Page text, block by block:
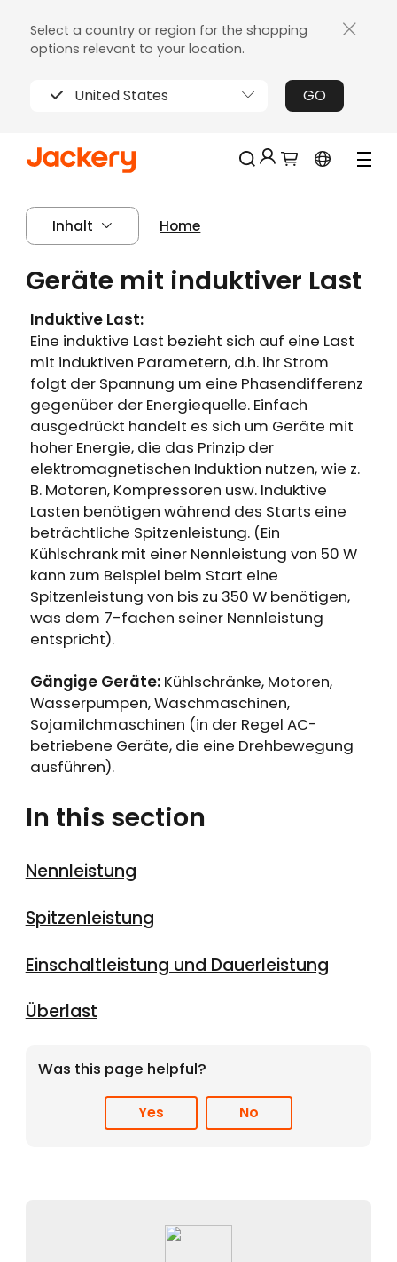
Select a country or region for the shopping
options relevant to your location.
United States GO
Limitierter!
Läuft auf Hochtouren!
Jackery-Mitgliedschaft für mehrere
Vorteile
Registrierung
über 2000€
Erhalten Sie regelmäßige Erinnerungen an
die Produktpflege
Erhalten Sie 15% Rabatt, sobald die
Garantie abgelaufen ist
Anmeldung
Benutzerkonto erstellen
Inhalt Home
Geräte mit induktiver Last
Induktive Last:
Eine induktive Last bezieht sich auf eine Last
mit induktiven Parametern, d.h. ihr Strom
folgt der Spannung um eine Phasendifferenz
gegenüber der Energiequelle. Einfach
ausgedrückt handelt es sich um Geräte mit
hoher Energie, die das Prinzip der
elektromagnetischen Induktion nutzen, wie z.
B. Motoren, Kompressoren usw. Induktive
Lasten benötigen während des Starts eine
beträchtliche Spitzenleistung. (Ein
Kühlschrank mit einer Nennleistung von 50 W
kann zum Beispiel beim Start eine
Spitzenleistung von bis zu 350 W benötigen,
was dem 7-fachen seiner Nennleistung
entspricht).
Gängige Geräte:Kühlschränke, Motoren,
Wasserpumpen, Waschmaschinen,
Sojamilchmaschinen (in der Regel AC-
betriebene Geräte, die eine Drehbewegung
ausführen).
In this section
Nennleistung
Spitzenleistung
Einschaltleistung und Dauerleistung
Überlast
Was this page helpful?
Yes No